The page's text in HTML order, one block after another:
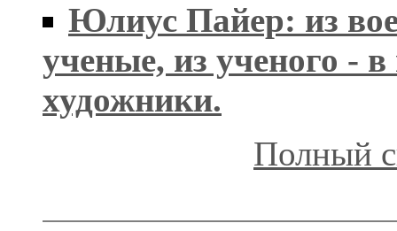
Юлиус Пайер: из
ученые, из ученого -
художники.
Полный